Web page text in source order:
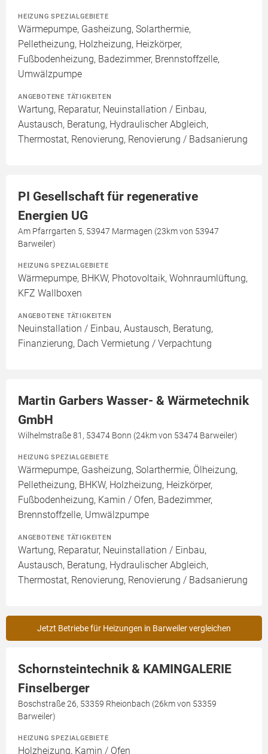
HEIZUNG SPEZIALGEBIETE
Wärmepumpe, Gasheizung, Solarthermie,
Pelletheizung, Holzheizung, Heizkörper,
Fußbodenheizung, Badezimmer, Brennstoffzelle,
Umwälzpumpe
ANGEBOTENE TÄTIGKEITEN
Wartung, Reparatur, Neuinstallation / Einbau,
Austausch, Beratung, Hydraulischer Abgleich,
Thermostat, Renovierung, Renovierung / Badsanierung
PI Gesellschaft für regenerative
Energien UG
Am Pfarrgarten 5, 53947 Marmagen (23km von 53947
Barweiler)
HEIZUNG SPEZIALGEBIETE
Wärmepumpe, BHKW, Photovoltaik, Wohnraumlüftung,
KFZ Wallboxen
ANGEBOTENE TÄTIGKEITEN
Neuinstallation / Einbau, Austausch, Beratung,
Finanzierung, Dach Vermietung / Verpachtung
Martin Garbers Wasser- & Wärmetechnik
GmbH
Wilhelmstraße 81, 53474 Bonn (24km von 53474 Barweiler)
HEIZUNG SPEZIALGEBIETE
Wärmepumpe, Gasheizung, Solarthermie, Ölheizung,
Pelletheizung, BHKW, Holzheizung, Heizkörper,
Fußbodenheizung, Kamin / Ofen, Badezimmer,
Brennstoffzelle, Umwälzpumpe
ANGEBOTENE TÄTIGKEITEN
Wartung, Reparatur, Neuinstallation / Einbau,
Austausch, Beratung, Hydraulischer Abgleich,
Thermostat, Renovierung, Renovierung / Badsanierung
Jetzt Betriebe für Heizungen in Barweiler vergleichen
Schornsteintechnik & KAMINGALERIE
Finselberger
Boschstraße 26, 53359 Rheionbach (26km von 53359
Barweiler)
HEIZUNG SPEZIALGEBIETE
Holzheizung, Kamin / Ofen